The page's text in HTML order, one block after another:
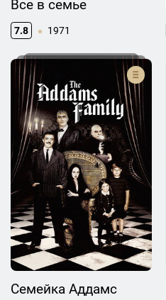
Все в семье
7.8 1971
Семейка Аддамс